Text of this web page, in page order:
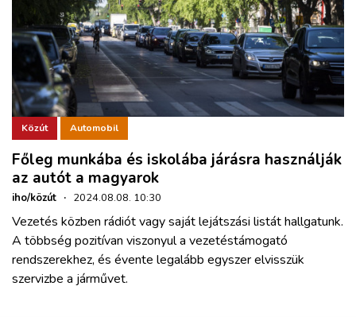
Közút Automobil
Főleg munkába és iskolába járásra használják
az autót a magyarok
iho/közút · 2024.08.08. 10:30
Vezetés közben rádiót vagy saját lejátszási listát hallgatunk.
A többség pozitívan viszonyul a vezetéstámogató
rendszerekhez, és évente legalább egyszer elvisszük
szervizbe a járművet.